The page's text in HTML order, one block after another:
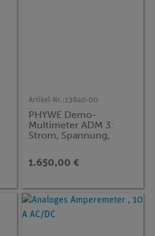
Artikel-Nr.:13840-00
PHYWE Demo-
Multimeter ADM 3:
Strom, Spannung,
Temperatur
1.650,00 €